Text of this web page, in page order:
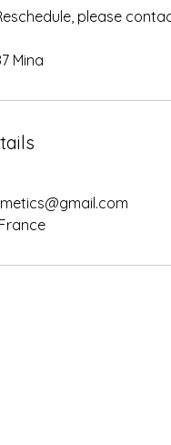
please
Mina